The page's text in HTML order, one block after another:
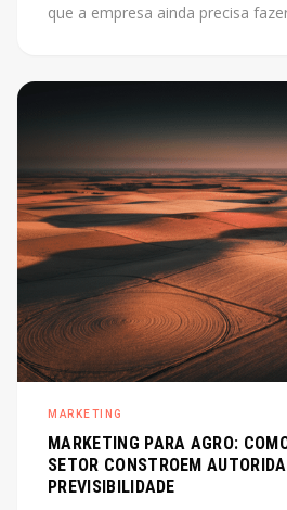
que a empresa ainda precisa
montar um sistema,
a empresa ainda precisa
MARKETING
MARKETING PARA AGRO:
SETOR CONSTROEM
PREVISIBILIDADE